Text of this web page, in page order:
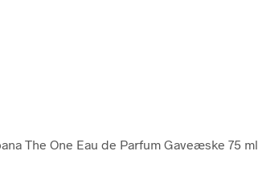
The One Eau de Parfum Gaveæske 75 ml